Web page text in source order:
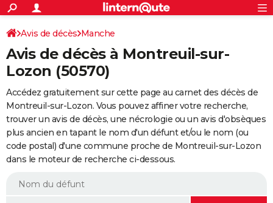
ACTUALITÉS
Politique
Société
Faits Divers
Education
Monde
Villes
+
SPORT
Coupe du monde 2026
Football
Tennis
Cyclisme
Rugby
Forum
FINANCE
Retraite
Impôts
Epargne
Immobilier
Risques naturels par ville
Banque
Assurance
Crédit
Essais
Réserver un essai
Citadines
Berlines
SUV
Forum auto
+
HIGH-TECH
Mobiles
Meilleur smartphone
Internet
Ordinateurs
Jeux vidéo
Guide high-tech
+
BRICOLAGE
Forum
Aménagement intérieur
Extérieur
Cuisine
Salle de bains
Jardinage
Rangement
WEEK-END
Avis de décès Manche
Avis de décès à Montreuil-sur-
Lozon (50570)
Accédez gratuitement sur cette page au carnet des décès de
Montreuil-sur-Lozon. Vous pouvez affiner votre recherche,
trouver un avis de décès, une nécrologie ou un avis d'obsèques
plus ancien en tapant le nom d'un défunt et/ou le nom (ou
code postal) d'une commune proche de Montreuil-sur-Lozon
dans le moteur de recherche ci-dessous.